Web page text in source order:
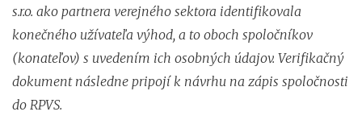
s.r.o. ako partnera verejného sektora identifikovala
konečného užívateľa výhod, a to oboch spoločníkov
(konateľov) s uvedením ich osobných údajov. Verifikačný
dokument následne pripojí k návrhu na zápis spoločnosti
do RPVS.